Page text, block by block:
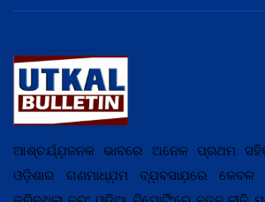
ଆଶ୍ଚର୍ଯ୍ଯ଼ଜନକ ଭାବରେ ଅନେକ ପ୍ରଥମ
ଓଡ଼ିଶାର ଗଣମାଧ୍ଯ଼ମ ବ୍ଯ଼ବସାଯ଼ରେ